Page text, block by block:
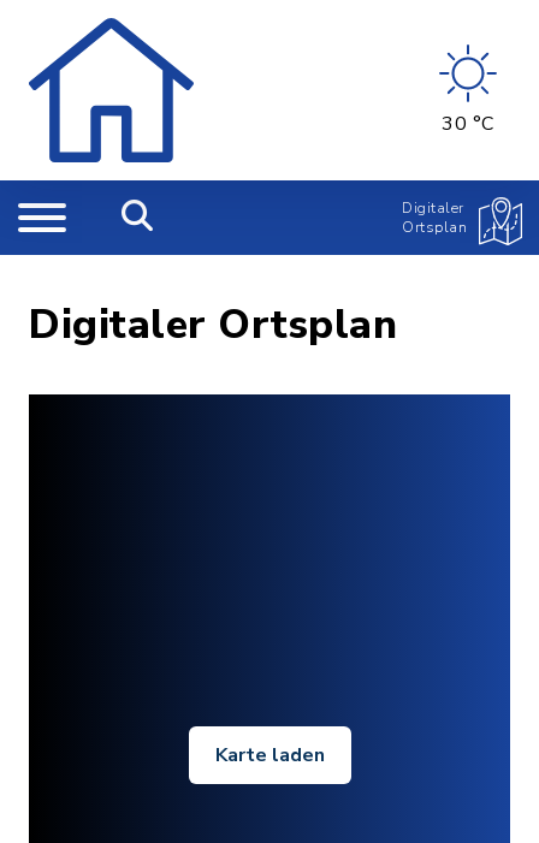
30 °C
Digitaler
Ortsplan
Digitaler Ortsplan
Karte laden